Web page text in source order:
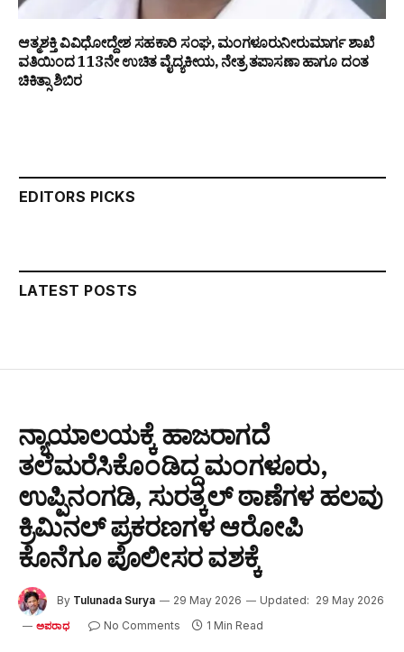
ಆತ್ಮಶಕ್ತಿ ವಿವಿಧೋದ್ದೇಶ ಸಹಕಾರಿ ಸಂಘ, ಮಂಗಳೂರುನೀರುಮಾರ್ಗ ಶಾಖೆ
ವತಿಯಿಂದ 113ನೇ ಉಚಿತ ವೈದ್ಯಕೀಯ, ನೇತ್ರ ತಪಾಸಣಾ ಹಾಗೂ ದಂತ
ಚಿಕಿತ್ಸಾ ಶಿಬಿರ
EDITORS PICKS
LATEST POSTS
ನ್ಯಾಯಾಲಯಕ್ಕೆ ಹಾಜರಾಗದೆ
ತಲೆಮರೆಸಿಕೊಂಡಿದ್ದ ಮಂಗಳೂರು,
ಉಪ್ಪಿನಂಗಡಿ, ಸುರತ್ಕಲ್ ಠಾಣೆಗಳ ಹಲವು
ಕ್ರಿಮಿನಲ್ ಪ್ರಕರಣಗಳ ಆರೋಪಿ
ಕೊನೆಗೂ ಪೊಲೀಸರ ವಶಕ್ಕೆ
By Tulunada Surya 29 May 2026 Updated: 29 May 2026
ಅಪರಾಧ No Comments 1 Min Read